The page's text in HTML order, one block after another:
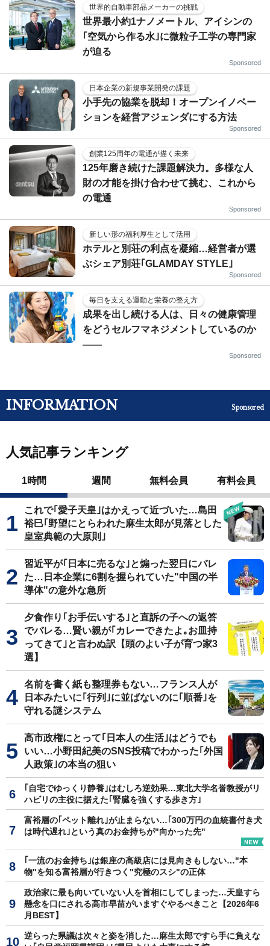
世界的自動車部品メーカーの挑戦
世界最小約1ナノメートル、アイシンの
｢空気から作る水｣に微粒子工学の専門家
が迫る
Sponsored
日本企業の新規事業開発の課題
小手先の協業を脱却！オープンイノベー
ションを経営アジェンダにする方法
Sponsored
創業125周年の電通が描く未来
125年磨き続けた課題解決力。多様な人
財の才能を掛け合わせて挑む、これから
の電通
Sponsored
新しい形の福利厚生として活用
ホテルと別荘の利点を凝縮…経営者が選
ぶシェア別荘｢GLAMDAY STYLE｣
Sponsored
毎日を支える運動と栄養の整え方
成果を出し続ける人は、日々の健康管理
をどうセルフマネジメントしているのか
——
Sponsored
INFORMATION Sponsored
人気記事ランキング
1時間 週間 無料会員 有料会員
これで｢愛子天皇｣はかえって近づいた…島田
裕巳｢野望にとらわれた麻生太郎が見落とした
皇室典範の大原則｣
習近平が｢日本に売るな｣と煽った翌日にバレ
た…日本企業に6割を握られていた"中国の半
導体"の意外な急所
夕食作り｢お手伝いする｣と直訴の子への返答
でバレる…賢い親が｢カレーできたよ｡お皿持
ってきて｣と言わぬ訳【頭のよい子が育つ家3
選】
名前を書く紙も整理券もない…フランス人が
日本みたいに｢行列｣に並ばないのに｢順番｣を
守れる謎システム
高市政権にとって｢日本人の生活｣はどうでも
いい…小野田紀美のSNS投稿でわかった｢外国
人政策｣の本当の狙い
｢自宅でゆっくり静養｣はむしろ逆効果…東北大学名誉教授がリ
ハビリの主役に据えた｢腎臓を強くする歩き方｣
富裕層の｢ペット離れ｣が止まらない…｢300万円の血統書付き犬
は時代遅れ｣という真のお金持ちが"向かった先"
｢一流のお金持ち｣は銀座の高級店には見向きもしない…"本
物"を知る富裕層が行きつく"究極のスシ"の正体
政治家に最も向いていない人を首相にしてしまった…天皇すら
懸念を口にされる高市早苗がいますぐやるべきこと【2026年6
月BEST】
逆らった県議は次々と姿を消した…麻生太郎ですら手に負えな